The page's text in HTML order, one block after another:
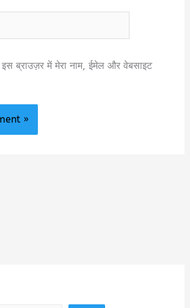
ब्राउज़र में मेरा नाम, ईमेल और वेबसाइट